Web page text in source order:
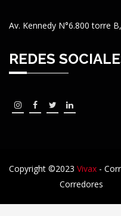
Av. Kennedy N°6.800 torre
REDES
Copyright ©2023 Vivax -
Corredores